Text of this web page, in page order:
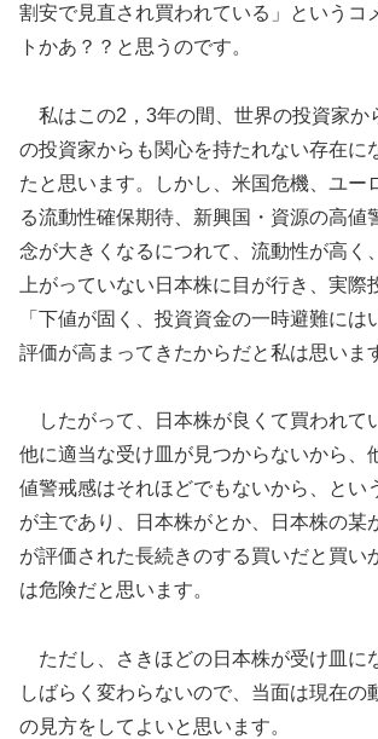
割安で見直され買われている」というコ
トかあ？？と思うのです。
私はこの2，3年の間、世界の投資家か
の投資家からも関心を持たれない存在に
たと思います。しかし、米国危機、ユー
る流動性確保期待、新興国・資源の高値
念が大きくなるにつれて、流動性が高く
上がっていない日本株に目が行き、実際
「下値が固く、投資資金の一時避難には
評価が高まってきたからだと私は思いま
したがって、日本株が良くて買われて
他に適当な受け皿が見つからないから、
値警戒感はそれほどでもないから、とい
が主であり、日本株がとか、日本株の某
が評価された長続きのする買いだと買い
は危険だと思います。
ただし、さきほどの日本株が受け皿に
しばらく変わらないので、当面は現在の
の見方をしてよいと思います。